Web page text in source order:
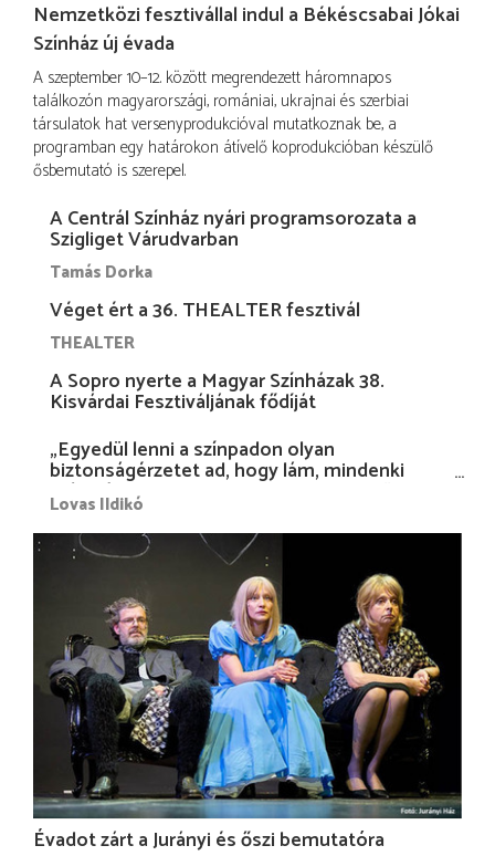
Nemzetközi fesztivállal indul a Békéscsabai Jókai
Színház új évada
A szeptember 10–12. között megrendezett háromnapos
találkozón magyarországi, romániai, ukrajnai és szerbiai
társulatok hat versenyprodukcióval mutatkoznak be, a
programban egy határokon átívelő koprodukcióban készülő
ősbemutató is szerepel.
A Centrál Színház nyári programsorozata a
Szigliget Várudvarban
Tamás Dorka
Véget ért a 36. THEALTER fesztivál
THEALTER
A Sopro nyerte a Magyar Színházak 38.
Kisvárdai Fesztiváljának fődíját
„Egyedül lenni a színpadon olyan
biztonságérzetet ad, hogy lám, mindenki
más nélkül is megvagyok magammal…”
Lovas Ildikó
Évadot zárt a Jurányi és őszi bemutatóra